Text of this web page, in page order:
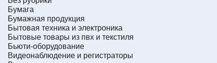
Бумага
Бумажная продукция
Бытовая техника и электроника
Бытовые товары из пвх и текстиля
Бьюти-оборудование
Видеонаблюдение и регистраторы